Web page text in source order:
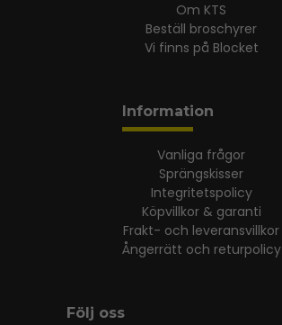
Om KTS
Beställ broschyrer
Vi finns på Blocket
Information
Vanliga frågor
Sprängskisser
Integritetspolicy
Köpvillkor & garanti
Frakt- och leveransvillkor
Ångerrätt och returpolicy
Följ oss